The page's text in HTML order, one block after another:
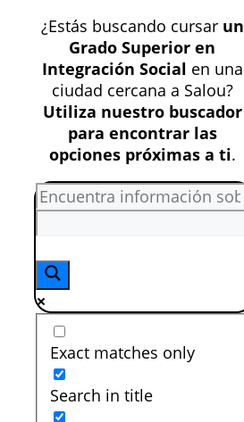
¿Estás buscando cursar un
Grado Superior en
Integración Social en una
ciudad cercana a Salou?
Utiliza nuestro buscador
para encontrar las
opciones próximas a ti.
Exact matches only
Search in title